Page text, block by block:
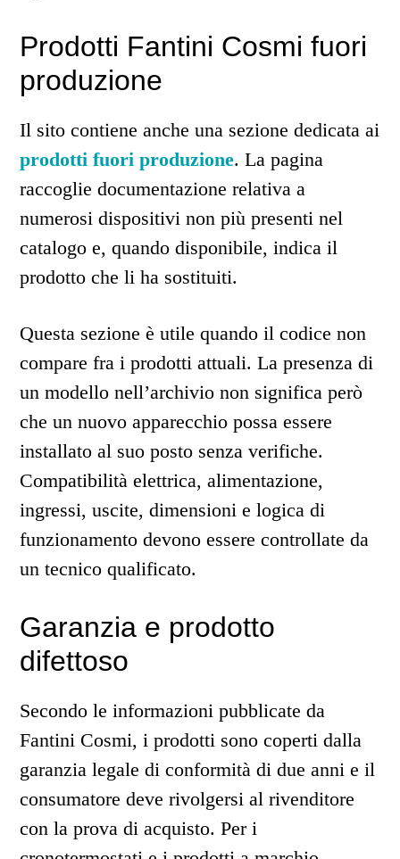
Prodotti Fantini Cosmi fuori
produzione
Il sito contiene anche una sezione dedicata ai
prodotti fuori produzione. La pagina
raccoglie documentazione relativa a
numerosi dispositivi non più presenti nel
catalogo e, quando disponibile, indica il
prodotto che li ha sostituiti.
Questa sezione è utile quando il codice non
compare fra i prodotti attuali. La presenza di
un modello nell’archivio non significa però
che un nuovo apparecchio possa essere
installato al suo posto senza verifiche.
Compatibilità elettrica, alimentazione,
ingressi, uscite, dimensioni e logica di
funzionamento devono essere controllate da
un tecnico qualificato.
Garanzia e prodotto
difettoso
Secondo le informazioni pubblicate da
Fantini Cosmi, i prodotti sono coperti dalla
garanzia legale di conformità di due anni e il
consumatore deve rivolgersi al rivenditore
con la prova di acquisto. Per i